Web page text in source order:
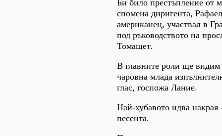
Би било престъпление от
спомена диригента,
американец, участвал в
под ръководството на
Томашет.
В главните роли ще
чаровна млада
глас, госпожа Лание.
Най-хубавото идва накрая
песента.